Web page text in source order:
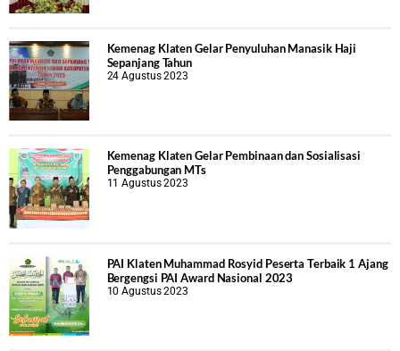
Kemenag Klaten Gelar Penyuluhan Manasik Haji
Sepanjang Tahun
24 Agustus 2023
Kemenag Klaten Gelar Pembinaan dan Sosialisasi
Penggabungan MTs
11 Agustus 2023
PAI Klaten Muhammad Rosyid Peserta Terbaik 1 Ajang
Bergengsi PAI Award Nasional 2023
10 Agustus 2023